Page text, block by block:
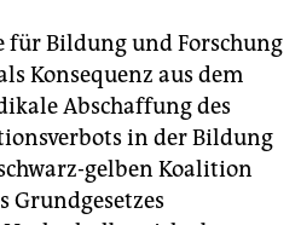
für Bildung und Forschung
Konsequenz aus dem
Abschaffung des
in der Bildung
gelben Koalition
Grundgesetzes